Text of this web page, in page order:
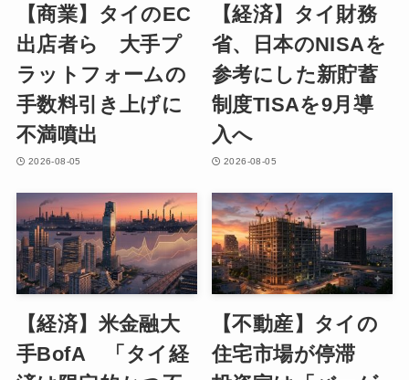
【商業】タイのEC
出店者ら 大手プ
ラットフォームの
手数料引き上げに
不満噴出
2026-08-05
【経済】タイ財務
省、日本のNISAを
参考にした新貯蓄
制度TISAを9月導
入へ
2026-08-05
【経済】米金融大
手BofA 「タイ経
【不動産】タイの
住宅市場が停滞